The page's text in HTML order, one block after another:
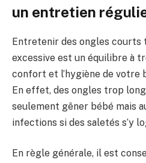
un entretien
Entretenir des ongles courts
excessive est un équilibre à
confort et l’hygiène de votre
En effet, des ongles trop
seulement gêner bébé mais
infections si des saletés s’y
En règle générale, il est